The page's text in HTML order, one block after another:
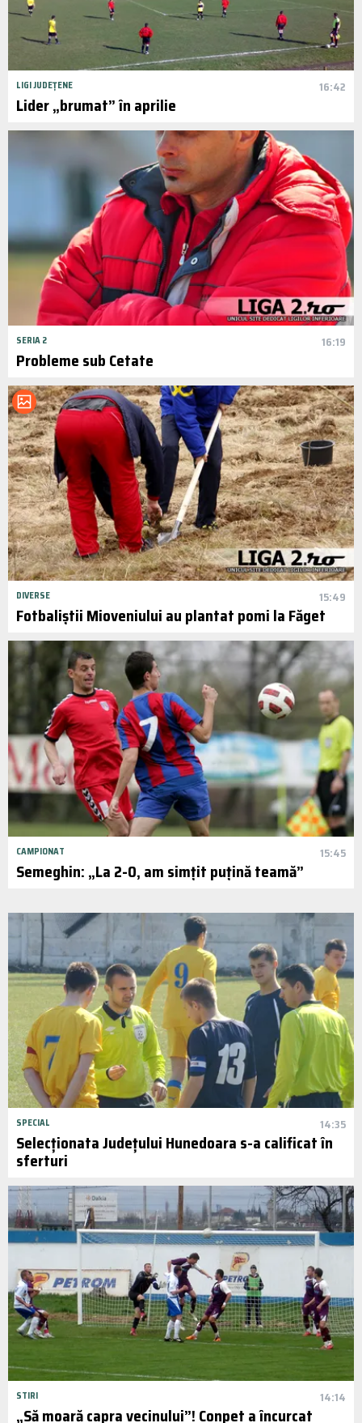
LIGI JUDEȚENE 16:42
Lider „brumat” în aprilie
SERIA 2 16:19
Probleme sub Cetate
DIVERSE 15:49
Fotbaliștii Mioveniului au plantat pomi la Făget
CAMPIONAT 15:45
Semeghin: „La 2-0, am simțit puțină teamă”
SPECIAL 14:35
Selecționata Județului Hunedoara s-a calificat în
sferturi
STIRI 14:14
„Să moară capra vecinului”! Conpet a încurcat